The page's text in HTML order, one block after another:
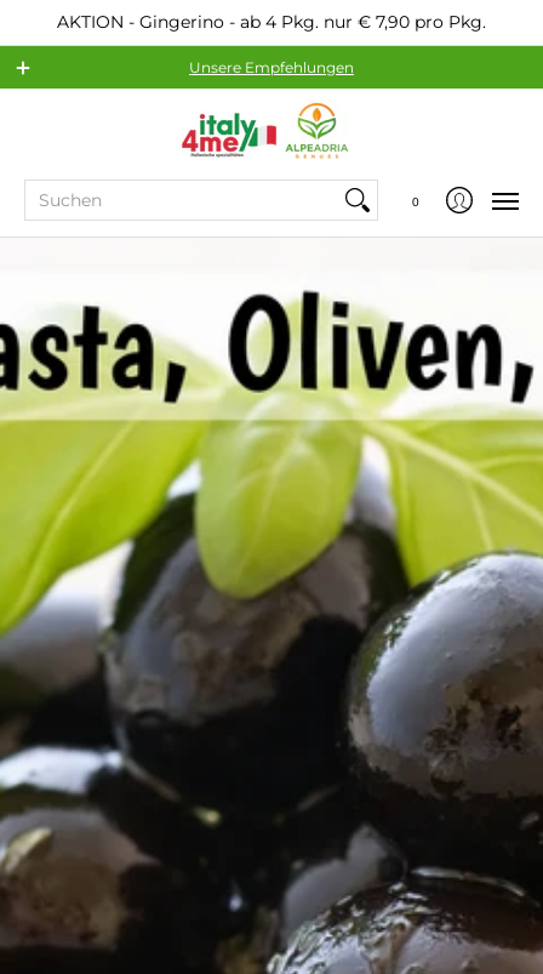
AKTION - Gingerino - ab 4 Pkg. nur € 7,90 pro Pkg.
Unsere Empfehlungen
Suchen
0